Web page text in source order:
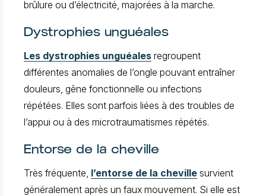
brûlure ou d’électricité, majorées à la marche.
Dystrophies unguéales
Les dystrophies unguéales regroupent
différentes anomalies de l’ongle pouvant entraîner
douleurs, gêne fonctionnelle ou infections
répétées. Elles sont parfois liées à des troubles de
l’appui ou à des microtraumatismes répétés.
Entorse de la cheville
Très fréquente, l’entorse de la cheville survient
généralement après un faux mouvement. Si elle est